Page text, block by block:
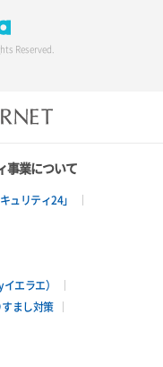
Reserved.
事業について
ュリティ24」
エラエ）
まし対策